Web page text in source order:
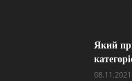
Який
08.11.2021